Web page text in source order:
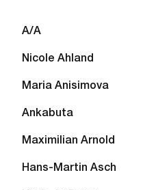
A/A
Nicole Ahland
Maria Anisimova
Ankabuta
Maximilian Arnold
Hans-Martin Asch